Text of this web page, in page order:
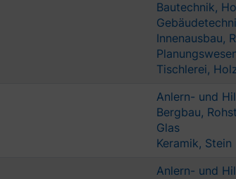
Bautechnik,
Innenausbau,
Tischlerei,
Anlern- und
Bergbau,
Glas
Keramik, Stein
Anlern- und